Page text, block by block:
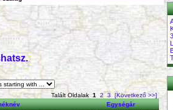
Talált Oldalak 1 2 3 [Következő >>]
Egységár